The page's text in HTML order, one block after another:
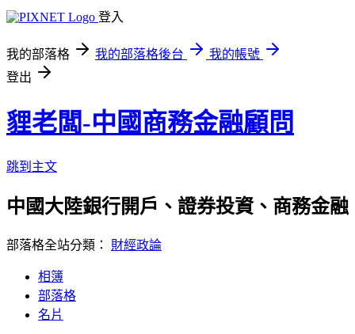
登入
我的部落格 我的部落格後台
我的帳號
登出
貍老闆-中國商務金融顧問
跳到主文
中國大陸銀行開戶、證券投資、商務金
部落格全站分類： 財經政論
相簿
部落格
名片